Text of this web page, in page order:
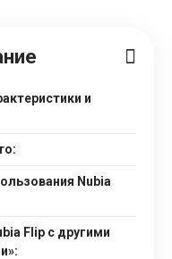
и
Nubia
Flip с другими